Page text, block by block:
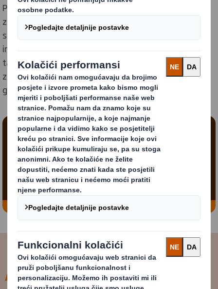
Prelazak na kružno gospodarstvo ima velike prednosti
za poslovanje, te podrazumijeva: bolju opskrbu
sirovinama, povećanje konkurentnosti, poticanje
inovacija, povećanje prodaje i privlačenje najboljih
talenata na novootvorena radna mjesta. Ne
zaboravimo također na pritisak, koji će se kružnim
gospodarstvom smanjiti s našeg planeta.
Sadržaj blokiran
Kako biste pogledali ovaj video, morate uključiti
'funkcionalne' kolačiće
Promijeni moje postavke